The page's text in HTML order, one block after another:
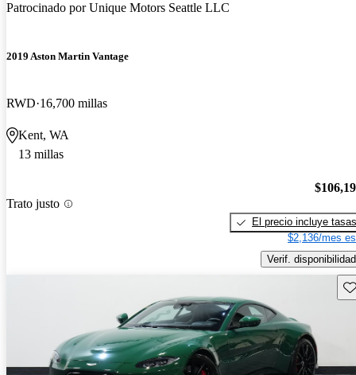
Patrocinado porUnique Motors Seattle LLC
2019 Aston Martin Vantage
RWD 16,700 millas
Kent, WA
13 millas
Trato justo
El precio incluye tasas
$2,136/mes
Verif. disponibilidad